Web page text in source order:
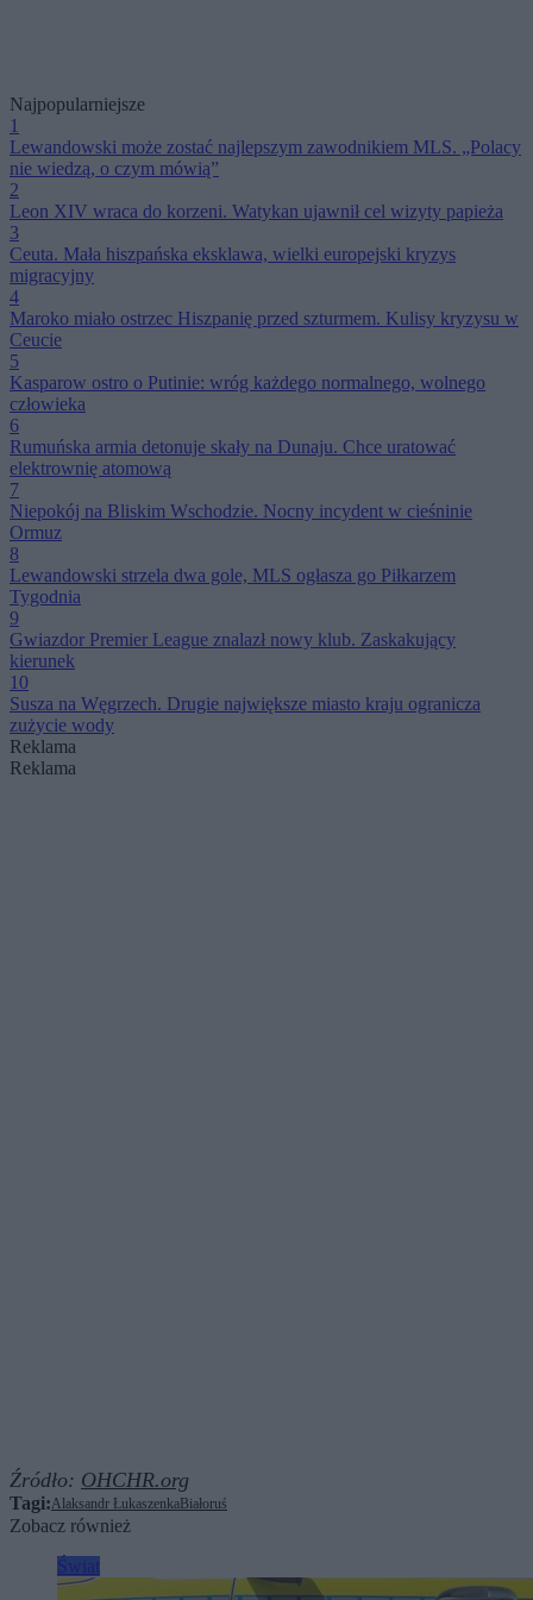
Najpopularniejsze
1
Lewandowski może zostać najlepszym zawodnikiem MLS. „Polacy
nie wiedzą, o czym mówią”
2
Leon XIV wraca do korzeni. Watykan ujawnił cel wizyty papieża
3
Ceuta. Mała hiszpańska eksklawa, wielki europejski kryzys
migracyjny
4
Maroko miało ostrzec Hiszpanię przed szturmem. Kulisy kryzysu w
Ceucie
5
Kasparow ostro o Putinie: wróg każdego normalnego, wolnego
człowieka
6
Rumuńska armia detonuje skały na Dunaju. Chce uratować
elektrownię atomową
7
Niepokój na Bliskim Wschodzie. Nocny incydent w cieśninie
Ormuz
8
Lewandowski strzela dwa gole, MLS ogłasza go Piłkarzem
Tygodnia
9
Gwiazdor Premier League znalazł nowy klub. Zaskakujący
kierunek
10
Susza na Węgrzech. Drugie największe miasto kraju ogranicza
zużycie wody
Reklama
Reklama
Źródło: OHCHR.org
Tagi:Alaksandr ŁukaszenkaBiałoruś
Zobacz również